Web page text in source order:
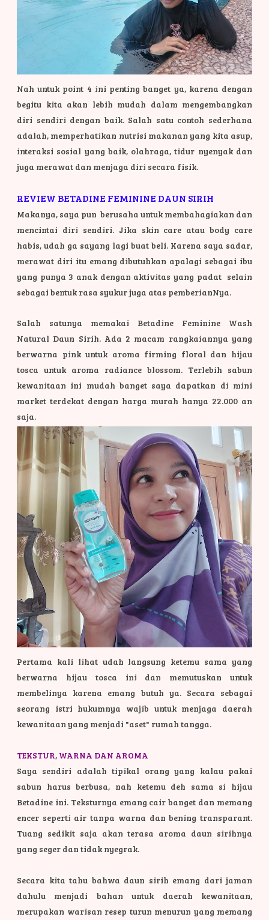
Nah untuk point 4 ini penting banget ya, karena dengan
begitu kita akan lebih mudah dalam mengembangkan
diri sendiri dengan baik. Salah satu contoh sederhana
adalah, memperhatikan nutrisi makanan yang kita asup,
interaksi sosial yang baik, olahraga, tidur nyenyak dan
juga merawat dan menjaga diri secara fisik.
REVIEW BETADINE FEMININE DAUN SIRIH
Makanya, saya pun berusaha untuk membahagiakan dan
mencintai diri sendiri. Jika skin care atau body care
habis, udah ga sayang lagi buat beli. Karena saya sadar,
merawat diri itu emang dibutuhkan apalagi sebagai ibu
yang punya 3 anak dengan aktivitas yang padat selain
sebagai bentuk rasa syukur juga atas pemberianNya.
Salah satunya memakai Betadine Feminine Wash
Natural Daun Sirih. Ada 2 macam rangkaiannya yang
berwarna pink untuk aroma firming floral dan hijau
tosca untuk aroma radiance blossom. Terlebih sabun
kewanitaan ini mudah banget saya dapatkan di mini
market terdekat dengan harga murah hanya 22.000 an
saja.
Pertama kali lihat udah langsung ketemu sama yang
berwarna hijau tosca ini dan memutuskan untuk
membelinya karena emang butuh ya. Secara sebagai
seorang istri hukumnya wajib untuk menjaga daerah
kewanitaan yang menjadi "aset" rumah tangga.
TEKSTUR, WARNA DAN AROMA
Saya sendiri adalah tipikal orang yang kalau pakai
sabun harus berbusa, nah ketemu deh sama si hijau
Betadine ini. Teksturnya emang cair banget dan memang
encer seperti air tanpa warna dan bening transparant.
Tuang sedikit saja akan terasa aroma daun sirihnya
yang seger dan tidak nyegrak.
Secara kita tahu bahwa daun sirih emang dari jaman
dahulu menjadi bahan untuk daerah kewanitaan,
merupakan warisan resep turun menurun yang memang